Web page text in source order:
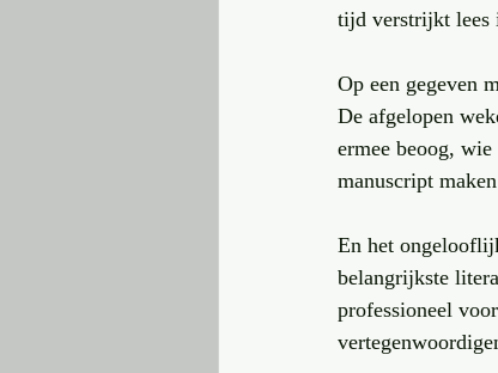
tijd verstrijkt lees
Op een gegeven
De afgelopen
ermee beoog,
manuscript
En het
belangrijkste
professioneel